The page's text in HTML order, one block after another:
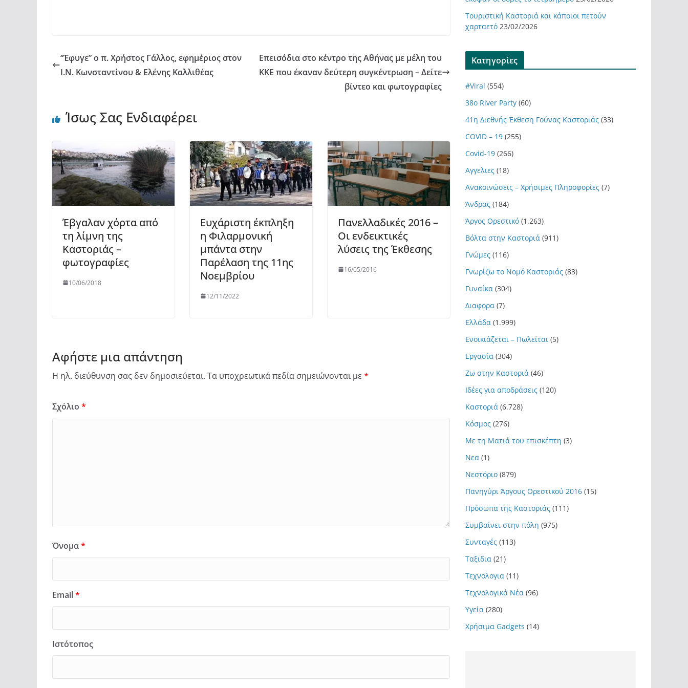
k ε
“Έφυγε” ο π. Χρήστος Γάλλος, εφημέριος στον
Ι.Ν. Κωνσταντίνου & Ελένης Καλλιθέας
Επεισόδια στο κέντρο της Αθήνας με μέλη του
ΚΚΕ που έκαναν δεύτερη συγκέντρωση – Δείτε
βίντεο και φωτογραφίες
Ίσως Σας Ενδιαφέρει
Έβγαλαν χόρτα από
τη λίμνη της
Καστοριάς –
φωτογραφίες
10/06/2018
Ευχάριστη έκπληξη
η Φιλαρμονική
μπάντα στην
Παρέλαση της 11ης
Νοεμβρίου
12/11/2022
Πανελλαδικές 2016 –
Οι ενδεικτικές
λύσεις της Έκθεσης
16/05/2016
Αφήστε μια απάντηση
Η ηλ. διεύθυνση σας δεν δημοσιεύεται. Τα υποχρεωτικά πεδία σημειώνονται με *
Σχόλιο *
Όνομα*
Email*
Ιστότοπος
Τουριστική Καστοριά και κάποιοι πετούν
χαρταετό 23/02/2026
Kατηγορίες
#Viral (554)
38ο River Party (60)
41η Διεθνής Έκθεση Γούνας Καστοριάς (33)
COVID – 19 (255)
Covid-19 (266)
Αγγελιες (18)
Ανακοινώσεις – Χρήσιμες Πληροφορίες (7)
Άνδρας (184)
Άργος Ορεστικό (1.263)
Βόλτα στην Καστοριά (911)
Γνώμες (116)
Γνωρίζω το Νομό Καστοριάς (83)
Γυναίκα (304)
Διαφορα (7)
Ελλάδα (1.999)
Ενοικιάζεται – Πωλείται (5)
Εργασία (304)
Ζω στην Καστοριά (46)
Ιδέες για αποδράσεις (120)
Καστοριά (6.728)
Κόσμος (276)
Με τη Ματιά του επισκέπτη (3)
Νεα (1)
Νεστόριο (879)
Πανηγύρι Άργους Ορεστικού 2016 (15)
Πρόσωπα της Καστοριάς (111)
Συμβαίνει στην πόλη (975)
Συνταγές (113)
Ταξιδια (21)
Τεχνολογια (11)
Τεχνολογικά Νέα (96)
Υγεία (280)
Χρήσιμα Gadgets (14)